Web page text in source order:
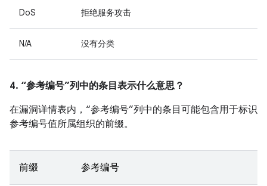
DoS 拒绝服务攻击
N/A 没有分类
4. “参考编号”列中的条目表示什么意思？
在漏洞详情表内，“参考编号”列中的条目可能包含用于标识
参考编号值所属组织的前缀。
前缀 参考编号